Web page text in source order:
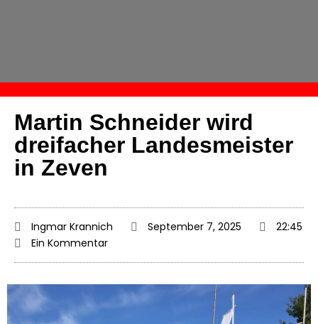
Martin Schneider wird
dreifacher Landesmeister
in Zeven
Ingmar Krannich September 7, 2025
22:45
Ein Kommentar